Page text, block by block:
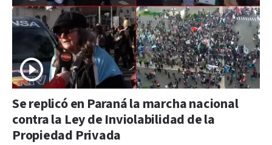
Se replicó en Paraná la marcha nacional
contra la Ley de Inviolabilidad de la
Propiedad Privada